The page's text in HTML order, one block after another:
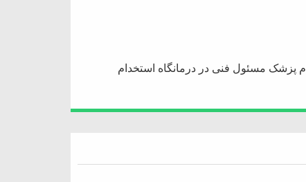
پزشک مسئول فنی در درمانگاه استخدام